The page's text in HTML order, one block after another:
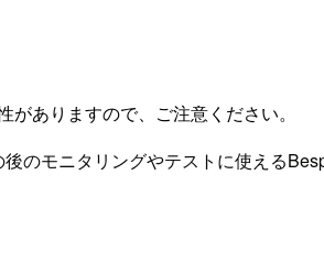
ありますので、ご注意ください。
のモニタリングやテストに使える